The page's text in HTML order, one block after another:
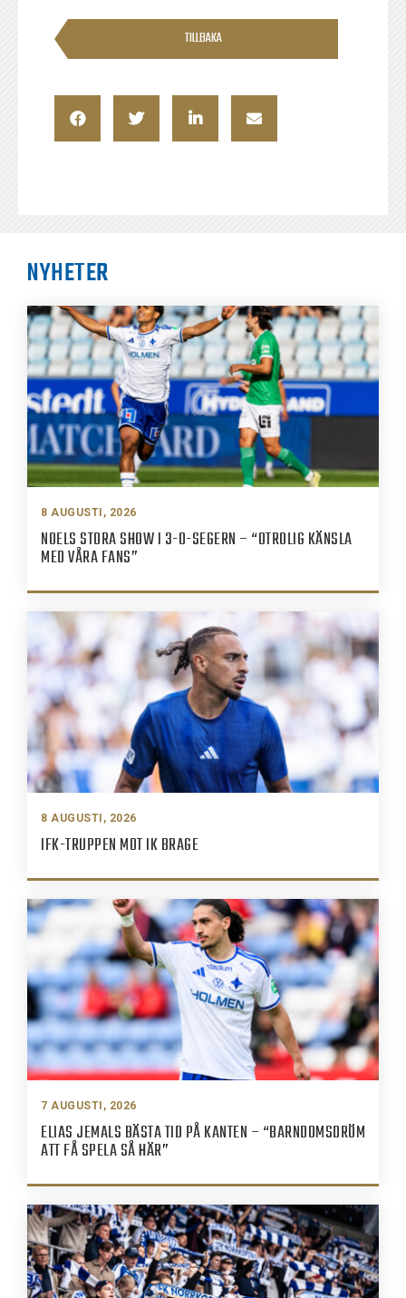
TILLBAKA
NYHETER
8 AUGUSTI, 2026
NOELS STORA SHOW I 3-0-SEGERN – “OTROLIG KÄNSLA
MED VÅRA FANS”
8 AUGUSTI, 2026
IFK-TRUPPEN MOT IK BRAGE
7 AUGUSTI, 2026
ELIAS JEMALS BÄSTA TID PÅ KANTEN – “BARNDOMSDRÖM
ATT FÅ SPELA SÅ HÄR”